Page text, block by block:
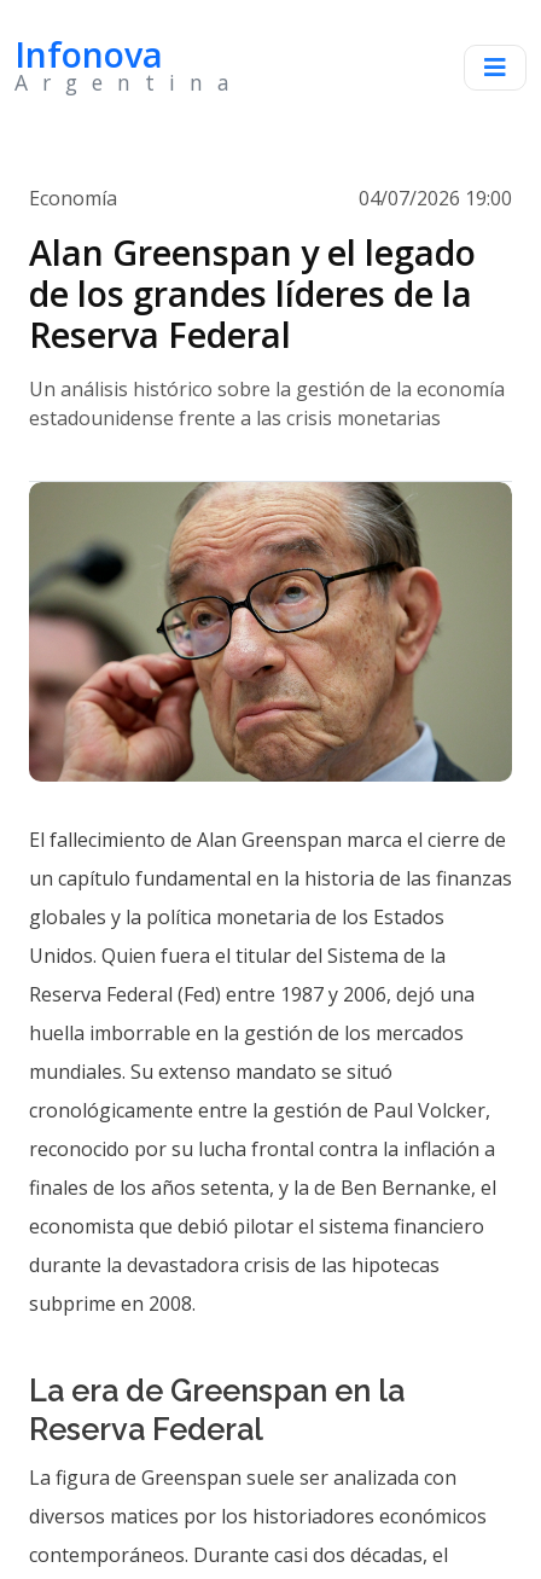
Infonova
Argentina
Economía 04/07/2026 19:00
Alan Greenspan y el legado
de los grandes líderes de la
Reserva Federal
Un análisis histórico sobre la gestión de la economía
estadounidense frente a las crisis monetarias
El fallecimiento de Alan Greenspan marca el cierre de
un capítulo fundamental en la historia de las finanzas
globales y la política monetaria de los Estados
Unidos. Quien fuera el titular del Sistema de la
Reserva Federal (Fed) entre 1987 y 2006, dejó una
huella imborrable en la gestión de los mercados
mundiales. Su extenso mandato se situó
cronológicamente entre la gestión de Paul Volcker,
reconocido por su lucha frontal contra la inflación a
finales de los años setenta, y la de Ben Bernanke, el
economista que debió pilotar el sistema financiero
durante la devastadora crisis de las hipotecas
subprime en 2008.
La era de Greenspan en la
Reserva Federal
La figura de Greenspan suele ser analizada con
diversos matices por los historiadores económicos
contemporáneos. Durante casi dos décadas, el